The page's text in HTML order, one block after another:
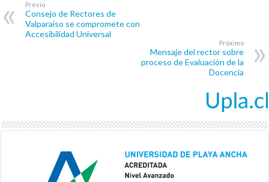
Previo
Consejo de Rectores de
Valparaíso se compromete con
Accesibilidad Universal
Próximo
Mensaje del rector sobre
proceso de Evaluación de la
Docencia